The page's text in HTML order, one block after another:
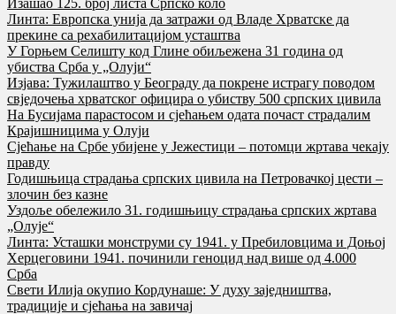
Линта: Европска унија да затражи од Владе Хрватске да
прекине са рехабилитацијом усташтва
У Горњем Селишту код Глине обиљежена 31 година од
убиства Срба у „Олуји“
Изјава: Тужилаштво у Београду да покрене истрагу поводом
свједочења хрватског официра о убиству 500 српских цивила
На Бусијама парастосом и сјећањем одата почаст страдалим
Крајишницима у Олуји
Сјећање на Србе убијене у Јежестици – потомци жртава чекају
правду
Годишњица страдања српских цивила на Петровачкој цести –
злочин без казне
Уздоље обележило 31. годишњицу страдања српских жртава
„Олује“
Линта: Усташки монструми су 1941. у Пребиловцима и Доњој
Херцеговини 1941. починили геноцид над више од 4.000
Срба
Свети Илија окупио Кордунаше: У духу заједништва,
традиције и сјећања на завичај